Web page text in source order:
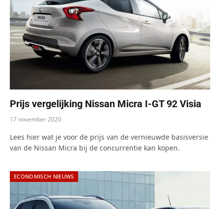
Prijs vergelijking Nissan Micra I-GT 92 Visia
17 november 2020
Lees hier wat je voor de prijs van de vernieuwde basisversie
van de Nissan Micra bij de concurrentie kan kopen.
ECONOMISCH NIEUWS